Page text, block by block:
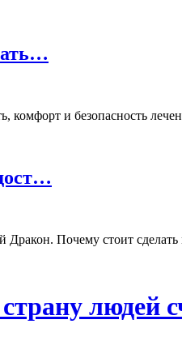
комфорт и безопасность
Почему стоит
людей